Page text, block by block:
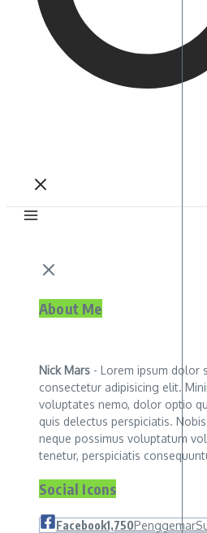
About Me
Nick Mars - Lorem ipsum dolor
consectetur adipisicing elit.
voluptates nemo, dolor optio
quis delectus perspiciatis.
neque possimus voluptatum
tenetur, perspiciatis
Social Icons
Facebook1,750Penggemar